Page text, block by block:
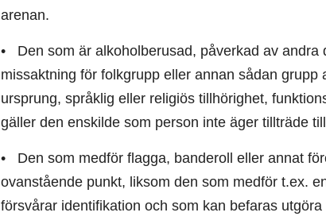
arenan.
• Den som är alkoholberusad, påverkad av
missaktning för folkgrupp eller annan sådan
ursprung, språklig eller religiös tillhörighet,
gäller den enskilde som person inte äger tillträde
• Den som medför flagga, banderoll eller annat
ovanstående punkt, liksom den som medför t.ex.
försvårar identifikation och som kan befaras